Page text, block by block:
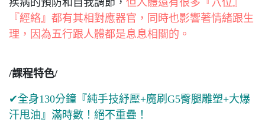
疾病的預防和自我調節， 但人體還有很多『穴位』
『經絡』都有其相對應器官，同時也影響著情緒跟生
理，因為五行跟人體都是息息相關的。
/課程特色/
✔全身130分鐘『純手技紓壓+魔刷G5臀腿雕塑+大爆
汗甩油』滿時數！絕不重疊！